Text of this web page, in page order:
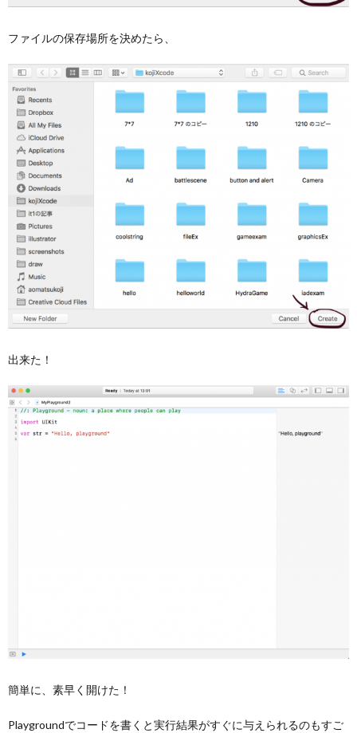
ファイルの保存場所を決めたら、
出来た！
簡単に、素早く開けた！
Playgroundでコードを書くと実行結果がすぐに与えられるのもすご